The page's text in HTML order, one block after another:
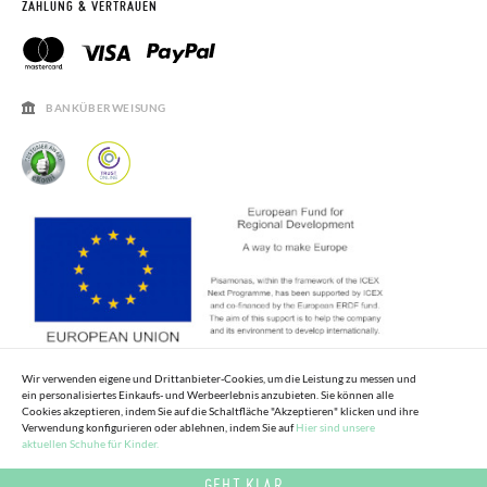
RECHTSHINWEISE
SALE
KONTAKT
ÖFFNUNGSZEITEN
HÄUFIGKEIT DER BEANTWORTUNG VON FRAGEN
ZAHLUNG & VERTRAUEN
BANKÜBERWEISUNG
Wir verwenden eigene und Drittanbieter-Cookies, um die Leistung zu messen und
ein personalisiertes Einkaufs- und Werbeerlebnis anzubieten. Sie können alle
Cookies akzeptieren, indem Sie auf die Schaltfläche "Akzeptieren" klicken und ihre
Verwendung konfigurieren oder ablehnen, indem Sie aufHier sind unsere
aktuellen Schuhe für Kinder.